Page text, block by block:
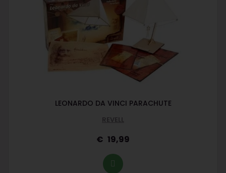
LEONARDO DA VINCI PARACHUTE
REVELL
19,99